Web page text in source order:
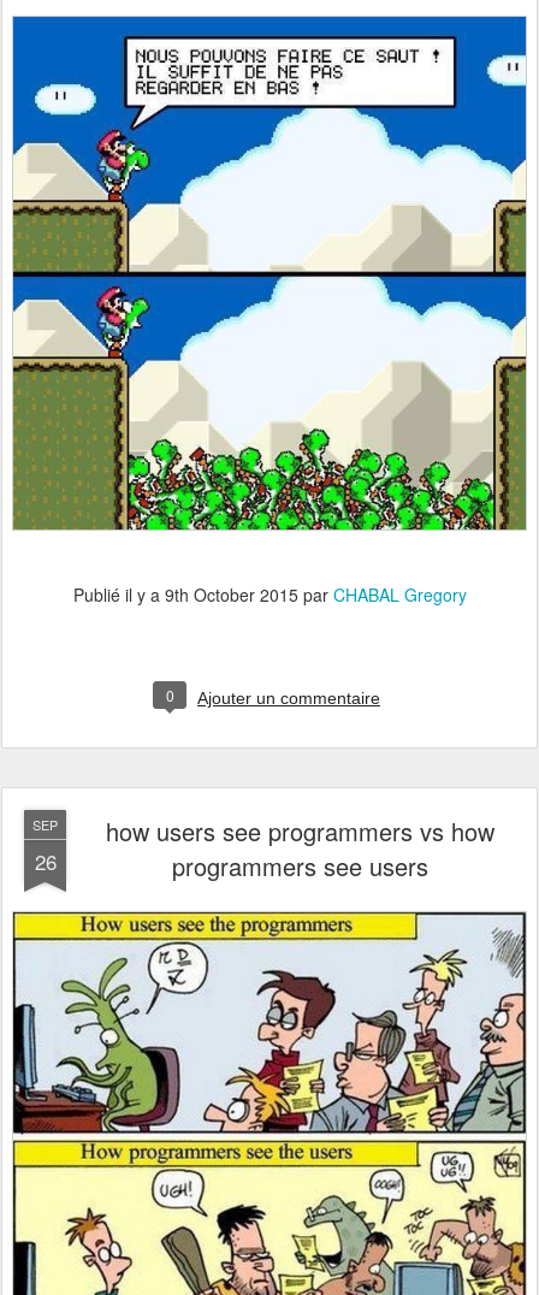
Publié il y a 9th October 2015par CHABAL Gregory
0 Ajouter un commentaire
SEP
26
how users see programmers vs how
programmers see users